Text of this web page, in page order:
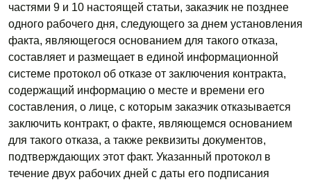
частями 9 и 10 настоящей статьи, заказчик не позднее
одного рабочего дня, следующего за днем установления
факта, являющегося основанием для такого отказа,
составляет и размещает в единой информационной
системе протокол об отказе от заключения контракта,
содержащий информацию о месте и времени его
составления, о лице, с которым заказчик отказывается
заключить контракт, о факте, являющемся основанием
для такого отказа, а также реквизиты документов,
подтверждающих этот факт. Указанный протокол в
течение двух рабочих дней с даты его подписания